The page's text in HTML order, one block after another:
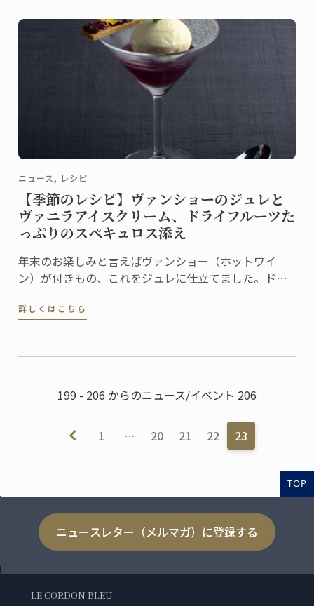
ニュース, レシピ
【季節のレシピ】ヴァンショーのジュレと
ヴァニラアイスクリーム、ドライフルーツた
っぷりのスペキュロス添え
年末のお楽しみと言えばヴァンショー（ホットワイ
ン）が付きもの、これをジュレに仕立てました。ドラ
クリームを添えれば、お祭り気分を盛り上げる簡単デ
詳しくはこちら
199 - 206 からのニュース/イベント 206
1 … 20 21 22 23
TOP
ニュースレター（メルマガ）に登録する
LE CORDON BLEU